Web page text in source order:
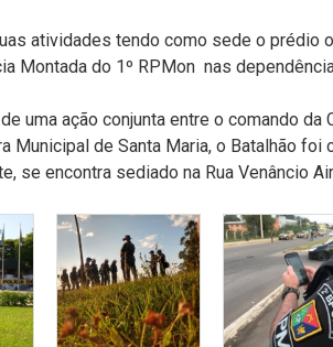
atividades tendo como sede o prédio
Montada do 1º RPMon nas
uma ação conjunta entre o comando da
Municipal de Santa Maria, o Batalhão foi
se encontra sediado na Rua Venâncio